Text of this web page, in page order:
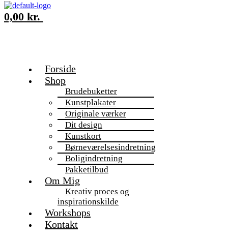
0,00 kr.
Forside
Shop
Brudebuketter
Kunstplakater
Originale værker
Dit design
Kunstkort
Børneværelsesindretning
Boligindretning
Pakketilbud
Om Mig
Kreativ proces og
inspirationskilde
Workshops
Kontakt